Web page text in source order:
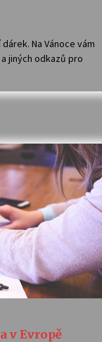
Na Vánoce vám
jiných odkazů pro
v Evropě